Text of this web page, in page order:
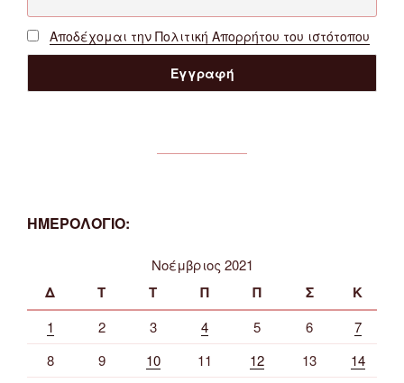
Αποδέχομαι την Πολιτική Απορρήτου του ιστότοπου
ΗΜΕΡΟΛΟΓΙΟ:
Νοέμβριος 2021
Δ Τ Τ Π Π Σ Κ
1 2 3 4 5 6
7
8
9 10 11 12 13
14